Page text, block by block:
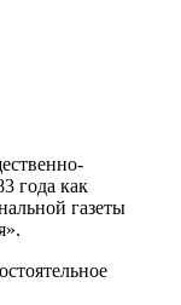
года как
газеты